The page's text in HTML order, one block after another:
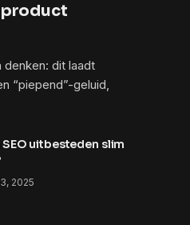
denken: dit laadt
“piepend”-geluid,
uitbesteden slim
2025